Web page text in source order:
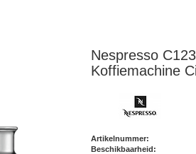
Nespresso
Koffiemachine
Artikelnummer:
Beschikbaarheid: